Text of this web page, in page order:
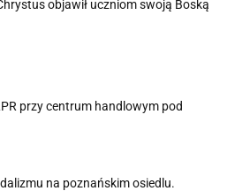
objawił uczniom swoją Boską
przy centrum handlowym pod
na poznańskim osiedlu.